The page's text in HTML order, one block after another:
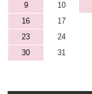
9
10
16
17
23
24
30
31